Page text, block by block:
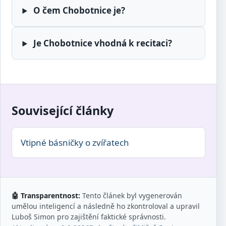
O čem Chobotnice je?
Je Chobotnice vhodná k recitaci?
Související články
Vtipné básničky o zvířatech
🤖 Transparentnost: Tento článek byl vygenerován
umělou inteligencí a následně ho zkontroloval a upravil
Luboš Simon pro zajištění faktické správnosti.